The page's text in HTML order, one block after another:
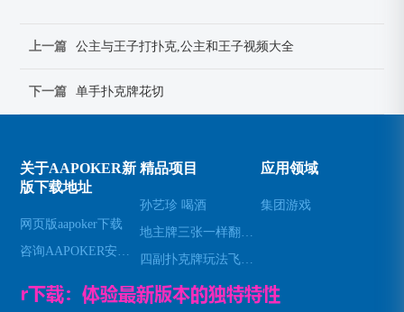
上一篇 公主与王子打扑克,公主和王子视频大全
下一篇 单手扑克牌花切
关于AAPOKER新
版下载地址
网页版aapoker下载
精品项目
孙艺珍 喝酒
应用领域
集团游戏